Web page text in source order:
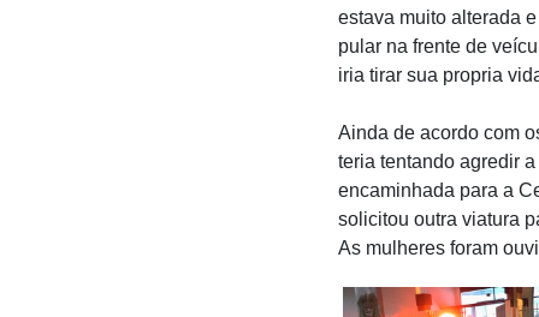
estava muito alterada
pular na frente de
iria tirar sua propria
Ainda de acordo com
teria tentando agredir
encaminhada para a
solicitou outra viatura
As mulheres foram